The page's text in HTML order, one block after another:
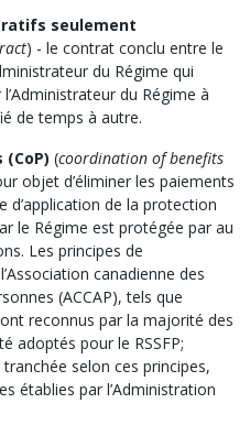
seulement
) - le contrat conclu entre le
du Régime qui
du Régime à
de temps à autre.
(coordination of benefits
objet d’éliminer les paiements
d’application de la protection
le Régime est protégée par au
Les principes de
canadienne des
(ACCAP), tels que
reconnus par la majorité des
adoptés pour le RSSFP;
selon ces principes,
établies par l’Administration